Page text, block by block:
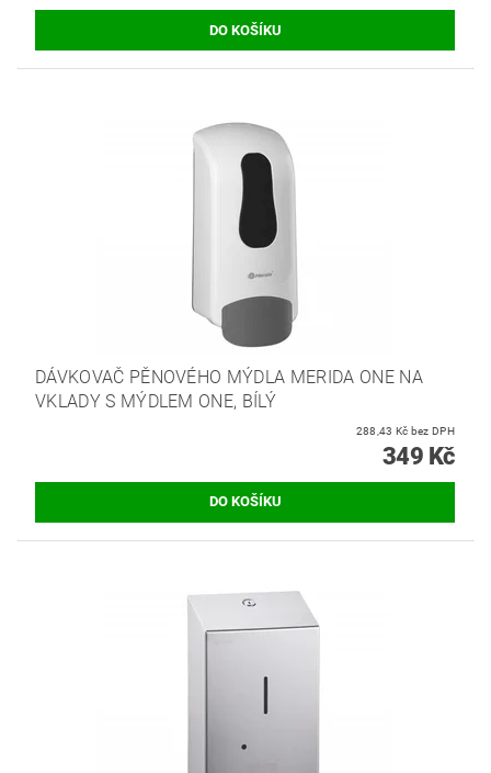
DÁVKOVAČ PĚNOVÉHO MÝDLA MERIDA ONE NA
VKLADY S MÝDLEM ONE, BÍLÝ
288,43 Kč bez DPH
349 Kč